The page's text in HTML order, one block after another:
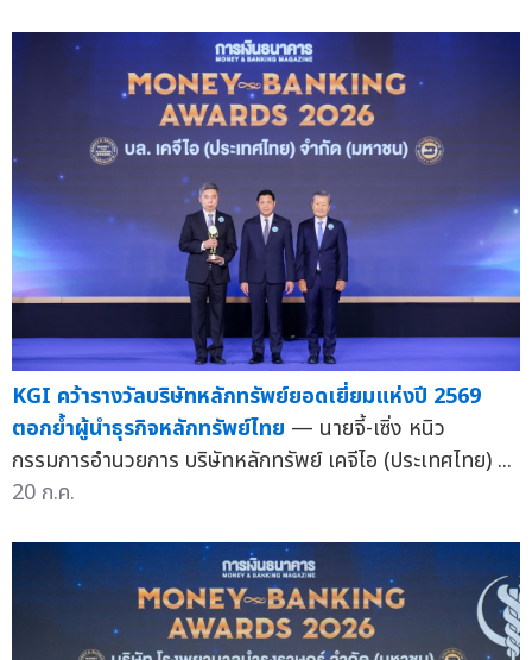
KGI คว้ารางวัลบริษัทหลักทรัพย์ยอดเยี่ยมแห่งปี 2569
ตอกย้ำผู้นำธุรกิจหลักทรัพย์ไทย — นายจี้-เซิ่ง หนิว
กรรมการอำนวยการ บริษัทหลักทรัพย์ เคจีไอ (ประเทศไทย) ...
20 ก.ค.